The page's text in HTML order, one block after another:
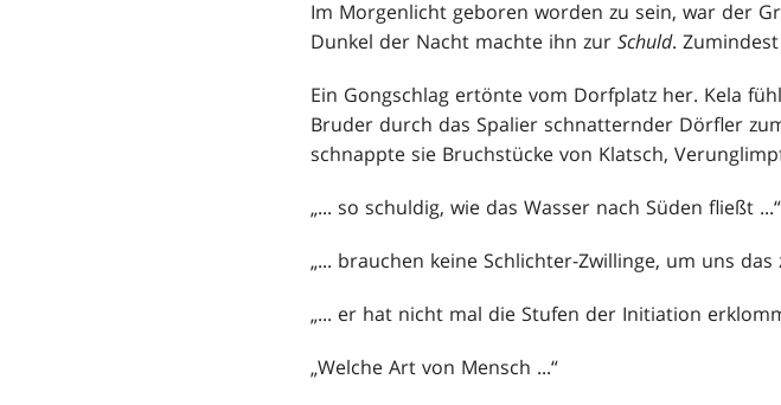
Im Morgenlicht geboren worden zu sein, war der
Dunkel der Nacht machte ihn zur Schuld.
Ein Gongschlag ertönte vom Dorfplatz her. Kela
Bruder durch das Spalier schnatternder Dörfler
schnappte sie Bruchstücke von Klatsch,
„... so schuldig, wie das Wasser nach Süden fließt ...“
„... brauchen keine Schlichter-Zwillinge, um uns das
„... er hat nicht mal die Stufen der Initiation
„Welche Art von Mensch ...“